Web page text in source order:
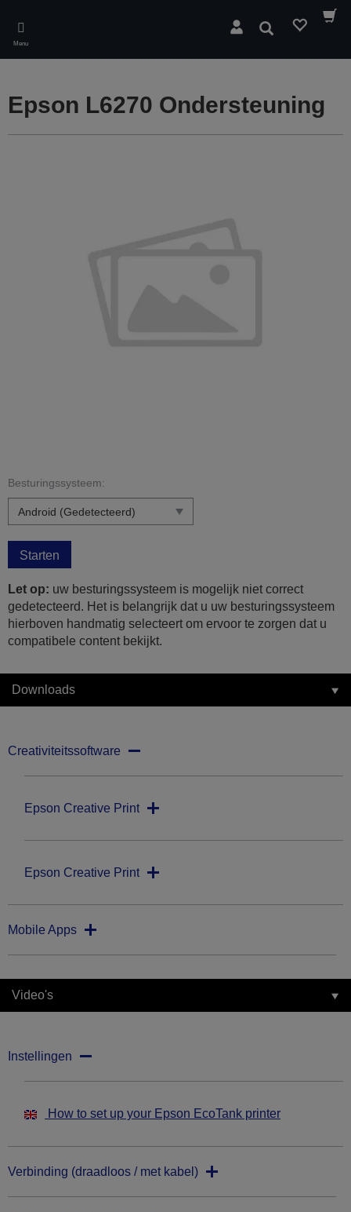
main
content
Menu
Zoeken
Epson L6270 Ondersteuning
Besturingssysteem:
Starten
Let op: uw besturingssysteem is mogelijk niet correct
gedetecteerd. Het is belangrijk dat u uw besturingssysteem
hierboven handmatig selecteert om ervoor te zorgen dat u
compatibele content bekijkt.
Downloads
Creativiteitssoftware
Epson Creative Print
Epson Creative Print
Mobile Apps
Video's
Instellingen
How to set up your Epson EcoTank printer
Verbinding (draadloos / met kabel)